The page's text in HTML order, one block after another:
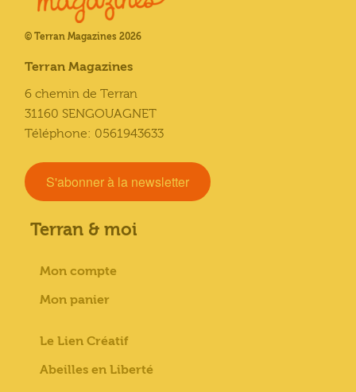
© Terran Magazines 2026
Terran Magazines
6 chemin de Terran
31160 SENGOUAGNET
Téléphone: 0561943633
S'abonner à la newsletter
Terran & moi
Mon compte
Mon panier
Le Lien Créatif
Abeilles en Liberté